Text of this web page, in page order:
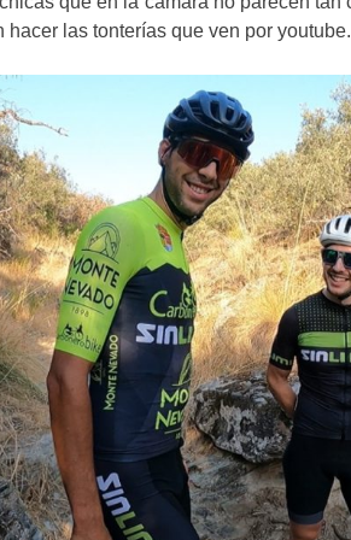
hacer las tonterías que ven por youtube.